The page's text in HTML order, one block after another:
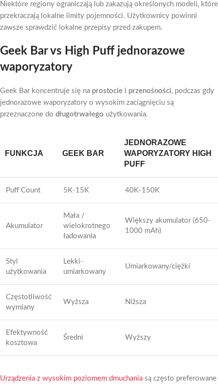
Niektóre regiony ograniczają lub zakazują określonych modeli, które
przekraczają lokalne limity pojemności. Użytkownicy powinni
zawsze sprawdzić lokalne przepisy przed zakupem.
Geek Bar vs High Puff jednorazowe
waporyzatory
Geek Bar koncentruje się na prostocie i przenośności, podczas gdy
jednorazowe waporyzatory o wysokim zaciągnięciu są
przeznaczone do długotrwałego użytkowania.
FUNKCJA GEEK BAR
JEDNORAZOWE
WAPORYZATORY HIGH
PUFF
Puff Count 5K-15K 40K-150K
Akumulator
Mała /
wielokrotnego
ładowania
Większy akumulator (650-
1000 mAh)
Styl
użytkowania
Lekki-
umiarkowany
Umiarkowany/ciężki
Częstotliwość
wymiany
Wyższa Niższa
Efektywność
kosztowa
Średni Wyższy
Urządzenia z wysokim poziomem dmuchania są często preferowane